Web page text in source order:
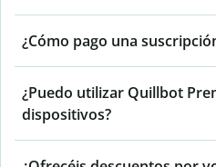
¿Cómo pago una
¿Puedo utilizar Quillbot
dispositivos?